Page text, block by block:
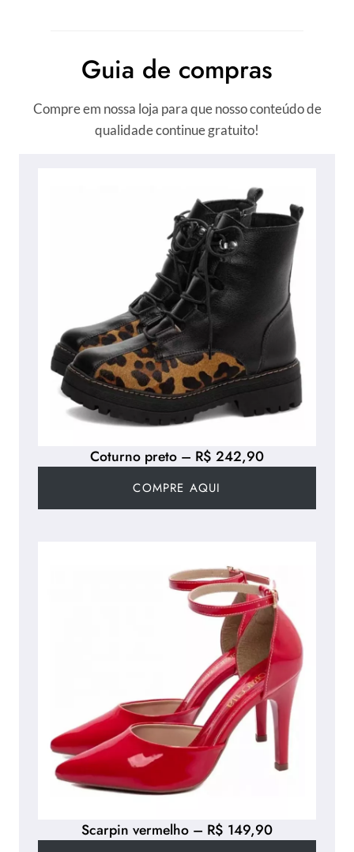
Guia de compras
Compre em nossa loja para que nosso conteúdo de
qualidade continue gratuito!
Coturno preto – R$ 242,90
COMPRE AQUI
Scarpin vermelho – R$ 149,90